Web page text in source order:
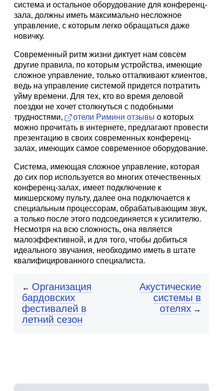
система и остальное оборудование для конференц-
зала, должны иметь максимально несложное
управление, с которым легко обращаться даже
новичку.
Современный ритм жизни диктует нам совсем
другие правила, по которым устройства, имеющие
сложное управление, только отталкивают клиентов,
ведь на управление системой придется потратить
уйму времени. Для тех, кто во время деловой
поездки не хочет столкнуться с подобными
трудностями,
отели Римини отзывы о которых
можно прочитать в интернете, предлагают провести
презентацию в своих современных конференц-
залах, имеющих самое современное оборудование.
Система, имеющая сложное управление, которая
до сих пор используется во многих отечественных
конференц-залах, имеет подключение к
микшерскому пульту, далее она подключается к
специальным процессорам, обрабатывающим звук,
а только после этого подсоединяется к усилителю.
Несмотря на всю сложность, она является
малоэффективной, и для того, чтобы добиться
идеального звучания, необходимо иметь в штате
квалифицированного специалиста.
Акустические
системы в
отелях →
← Организация
бардовских
фестивалей в
летний сезон